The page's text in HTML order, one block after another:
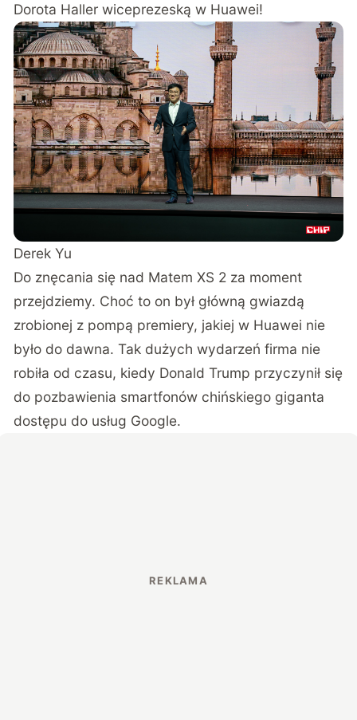
Dorota Haller wiceprezeską w Huawei!
Derek Yu
Do znęcania się nad Matem XS 2 za moment
przejdziemy. Choć to on był główną gwiazdą
zrobionej z pompą premiery, jakiej w Huawei nie
było do dawna. Tak dużych wydarzeń firma nie
robiła od czasu, kiedy Donald Trump przyczynił się
do pozbawienia smartfonów chińskiego giganta
dostępu do usług Google.